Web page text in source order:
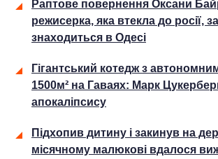
Раптове повернення Оксани
режисерка, яка втекла до росії,
знаходиться в Одесі
Гігантський котедж з
1500м² на Гаваях: Марк
апокаліпсису
Підхопив дитину і закинув на
місячному малюкові вдалося